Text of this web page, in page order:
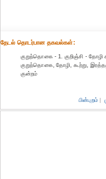
தேட‌ல் தொட‌ர்பான தகவ‌ல்க‌ள்:
குறுந்தொகை - 1. குறிஞ்சி - தோழி
குறுந்தொகை, தோழி, கூற்று,
குன்றம்
பின்புறம் |